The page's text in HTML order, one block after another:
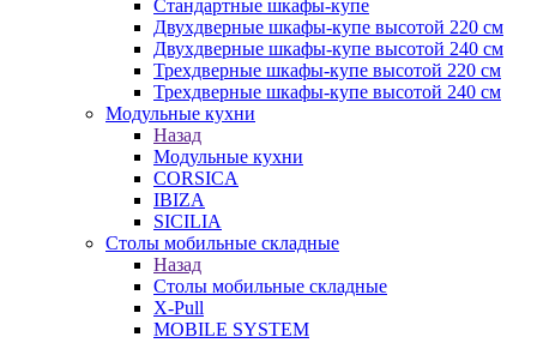
Стандартные шкафы-купе
Двухдверные шкафы-купе высотой 220 см
Двухдверные шкафы-купе высотой 240 см
Трехдверные шкафы-купе высотой 220 см
Трехдверные шкафы-купе высотой 240 см
Модульные кухни
Назад
Модульные кухни
CORSICA
IBIZA
SICILIA
Столы мобильные складные
Назад
Столы мобильные складные
X-Pull
MOBILE SYSTEM